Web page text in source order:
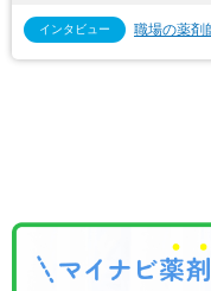
インタビュー 職場の薬剤